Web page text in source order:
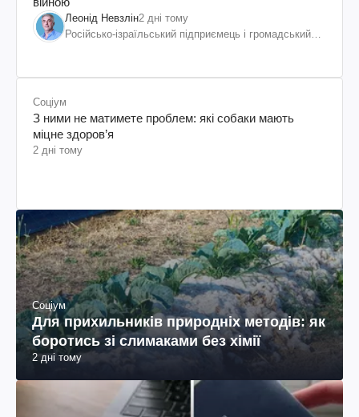
Леонід Невзлін2 дні тому
Російсько-ізраїльський підприємець і громадський
Соціум
З ними не матимете проблем: які собаки мають
міцне здоров’я
2 дні тому
Соціум
Для прихильників природніх методів: як
боротись зі слимаками без хімії
2 дні тому